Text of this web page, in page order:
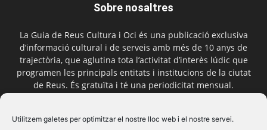
Utilitzem galetes per optimitzar el nostre lloc web i el nostre servei.
Sobre nosaltres
La Guia de Reus Cultura i Oci és una publicació exclusiva
d’informació cultural i de serveis amb més de 10 anys de
trajectòria, que aglutina tota l’activitat d’interès lúdic que
programen les principals entitats i institucions de la ciutat
de Reus. És gratuïta i té una periodicitat mensual.